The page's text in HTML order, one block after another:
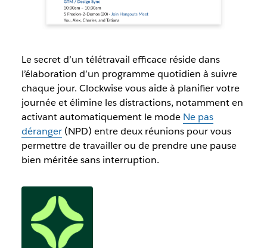
Le secret d’un télétravail efficace réside dans
l’élaboration d’un programme quotidien à suivre
chaque jour. Clockwise vous aide à planifier votre
journée et élimine les distractions, notamment en
activant automatiquement le mode Ne pas
déranger(NPD) entre deux réunions pour vous
permettre de travailler ou de prendre une pause
bien méritée sans interruption.